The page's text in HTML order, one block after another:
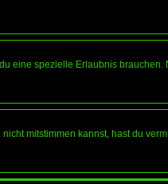
eine spezielle Erlaubnis
mitstimmen kannst, hast du